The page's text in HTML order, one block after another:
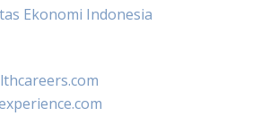
Ekonomi Indonesia